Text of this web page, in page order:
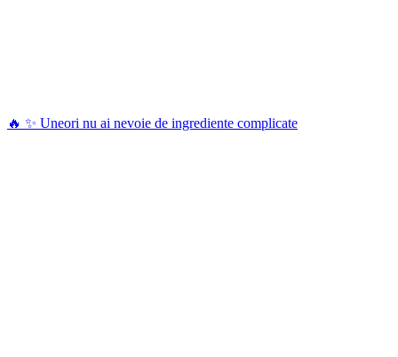
🔥 ✨ Uneori nu ai nevoie de ingrediente complicate